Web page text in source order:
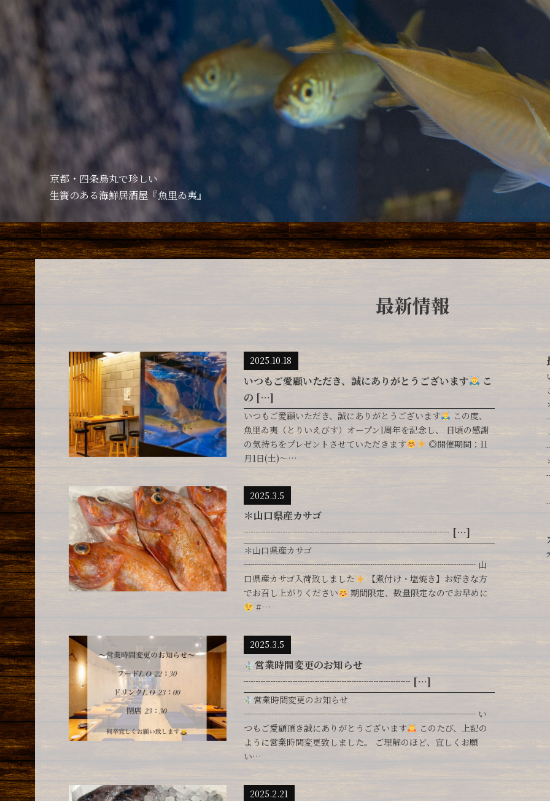
京都・四条烏丸で珍しい
生簀のある海鮮居酒屋『魚里ゐ夷』
最新情報
2025.10.18
いつもご愛顧いただき、誠にありがとうございます
こ
の […]
いつもご愛顧いただき、誠にありがとうございます
この度、
魚里ゐ夷（とりいえびす）オープン1周年を記念し、 日頃の感謝
の気持ちをプレゼントさせていただきます
◎開催期間：11
月1日(土)〜…
2025.3.5
＊山口県産カサゴ
┈┈┈┈┈┈┈┈┈┈┈┈┈┈┈┈┈┈┈┈┈ […]
＊山口県産カサゴ
┈┈┈┈┈┈┈┈┈┈┈┈┈┈┈┈┈┈┈┈┈┈┈┈┈┈┈ 山
口県産カサゴ入荷致しました
【煮付け・塩焼き】お好きな方
でお召し上がりください
期間限定、数量限定なのでお早めに
#…
2025.3.5
営業時間変更のお知らせ
┈┈┈┈┈┈┈┈┈┈┈┈┈┈┈┈┈ […]
営業時間変更のお知らせ
┈┈┈┈┈┈┈┈┈┈┈┈┈┈┈┈┈┈┈┈┈┈┈┈┈┈┈ い
つもご愛顧頂き誠にありがとうございます
このたび、上記の
ように営業時間変更致しました。 ご理解のほど、宜しくお願
い…
2025.2.21